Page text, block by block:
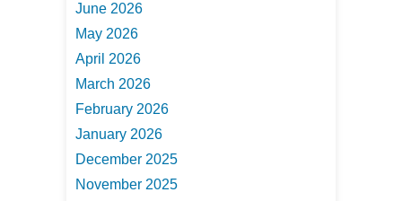
June 2026
May 2026
April 2026
March 2026
February 2026
January 2026
December 2025
November 2025